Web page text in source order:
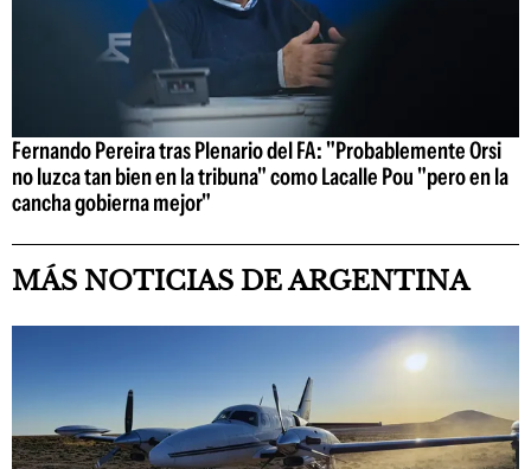
Fernando Pereira tras Plenario del FA: "Probablemente Orsi
no luzca tan bien en la tribuna" como Lacalle Pou "pero en la
cancha gobierna mejor"
MÁS NOTICIAS DE ARGENTINA